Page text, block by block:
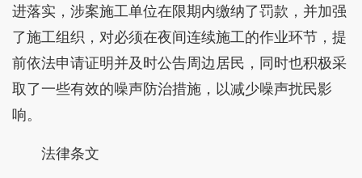
进落实，涉案施工单位在限期内缴纳了罚款，并加强
了施工组织，对必须在夜间连续施工的作业环节，提
前依法申请证明并及时公告周边居民，同时也积极采
取了一些有效的噪声防治措施，以减少噪声扰民影
响。
法律条文